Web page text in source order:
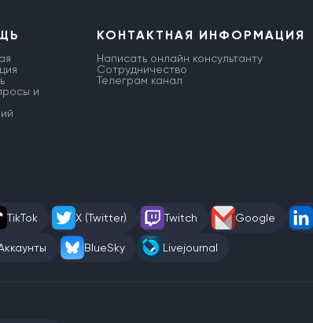
и
КОНТАКТНАЯ ИНФОРМАЦИЯ
Написать онлайн консультанту
Сотрудничество
Телеграм канал
TikTok X (Twitter) Twitch Google
BlueSky Livejournal